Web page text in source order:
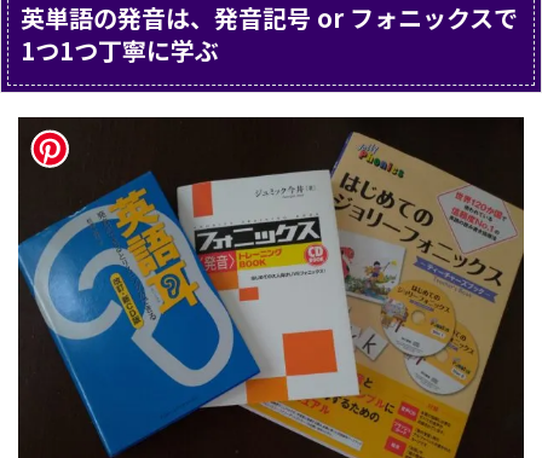
英単語の発音は、発音記号 or フォニックスで
1つ1つ丁寧に学ぶ